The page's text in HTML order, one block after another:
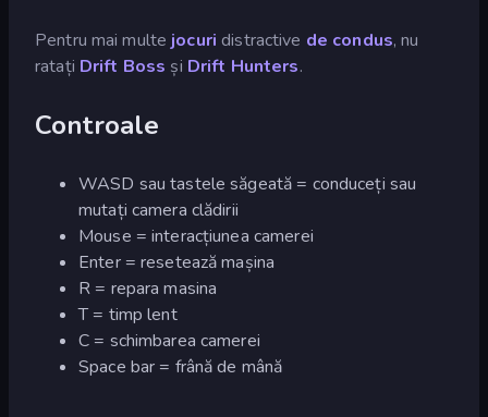
Pentru mai multe jocuri distractive de condus, nu
ratați Drift Boss și Drift Hunters.
Controale
WASD sau tastele săgeată = conduceți sau
mutați camera clădirii
Mouse = interacțiunea camerei
Enter = resetează mașina
R = repara masina
T = timp lent
C = schimbarea camerei
Space bar = frână de mână